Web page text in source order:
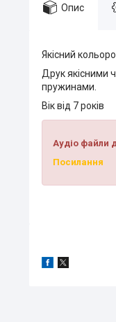
Опис
Якісний
Друк якісними
пружинами.
Вік від 7 років
Аудіо файли
Посилання